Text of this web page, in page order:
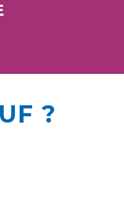
?